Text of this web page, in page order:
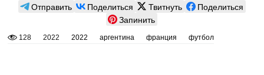
Отправить Поделиться Твитнуть
Поделиться
Запинить
128 2022 2022 аргентина франция футбол